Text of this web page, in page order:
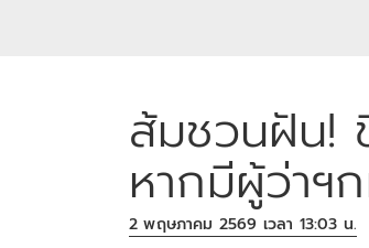
ส้มชวนฝัน!
หากมีผู้ว่าฯ
2 พฤษภาคม 2569 เวลา 13:03 น.